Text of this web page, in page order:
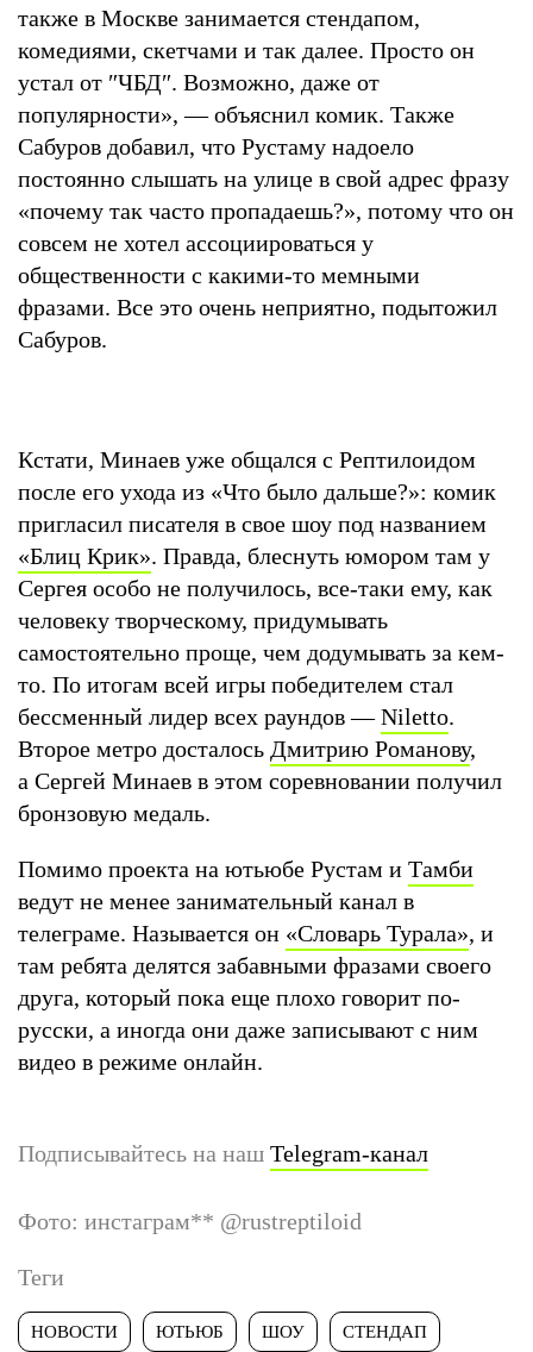
также в Москве занимается стендапом,
комедиями, скетчами и так далее. Просто он
устал от ″ЧБД″. Возможно, даже от
популярности», — объяснил комик. Также
Сабуров добавил, что Рустаму надоело
постоянно слышать на улице в свой адрес фразу
«почему так часто пропадаешь?», потому что он
совсем не хотел ассоциироваться у
общественности с какими-то мемными
фразами. Все это очень неприятно, подытожил
Сабуров.
Кстати, Минаев уже общался с Рептилоидом
после его ухода из «Что было дальше?»: комик
пригласил писателя в свое шоу под названием
«Блиц Крик». Правда, блеснуть юмором там у
Сергея особо не получилось, все-таки ему, как
человеку творческому, придумывать
самостоятельно проще, чем додумывать за кем-
то. По итогам всей игры победителем стал
бессменный лидер всех раундов —Niletto.
Второе метро досталось Дмитрию Романову,
а Сергей Минаев в этом соревновании получил
бронзовую медаль.
Помимо проекта на ютьюбе Рустам и Тамби
ведут не менее занимательный канал в
телеграме. Называется он «Словарь Турала», и
там ребята делятся забавными фразами своего
друга, который пока еще плохо говорит по-
русски, а иногда они даже записывают с ним
видео в режиме онлайн.
Подписывайтесь на наш Telegram-канал
Фото: инстаграм** @rustreptiloid
Теги
НОВОСТИ ЮТЬЮБ ШОУ СТЕНДАП